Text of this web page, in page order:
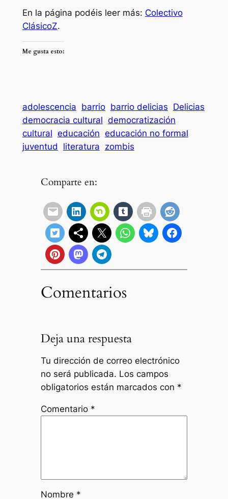
En la página podéis leer más: Colectivo
ClásicoZ.
Me gusta esto:
adolescencia barrio barrio delicias Delicias
democracia cultural democratización
cultural educación educación no formal
juventud
literatura zombis
Comparte en:
Comentarios
Deja una respuesta
Tu dirección de correo electrónico
no será publicada. Los campos
obligatorios están marcados con *
Comentario *
Nombre *